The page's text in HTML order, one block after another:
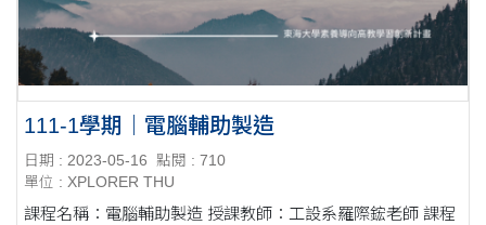
111-1學期｜電腦輔助製造
日期 : 2023-05-16
點閱 : 710
單位 : XPLORER THU
課程名稱：電腦輔助製造 授課教師：工設系羅際鋐老師 課程